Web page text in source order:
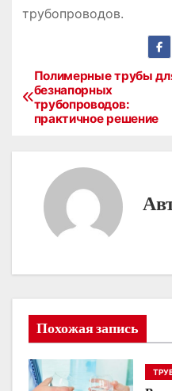
трубопроводов.
Н
ц
я
п
Полимерные трубы
безнапорных
трубопроводов:
практичное решение
Похожая запись